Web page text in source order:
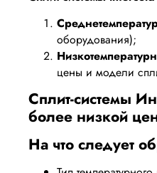
оборудования);
цены и модели
Сплит-системы
более низкой
На что следует